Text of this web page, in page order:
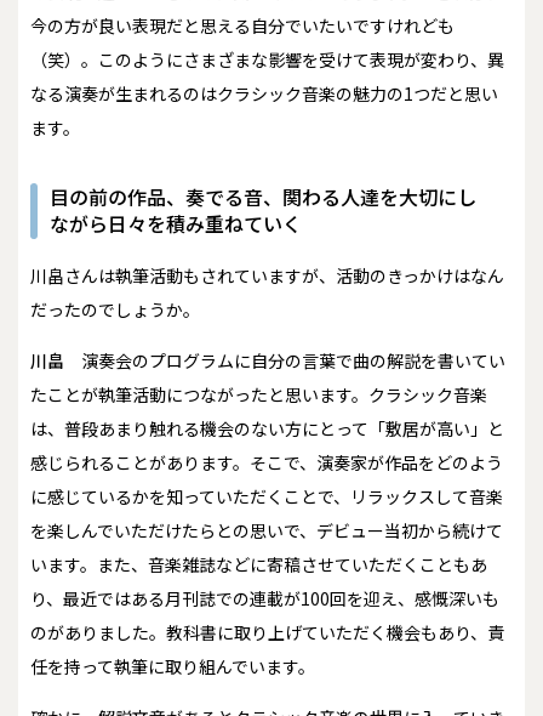
今の方が良い表現だと思える自分でいたいですけれども
（笑）。このようにさまざまな影響を受けて表現が変わり、異
なる演奏が生まれるのはクラシック音楽の魅力の1つだと思い
ます。
目の前の作品、奏でる音、関わる人達を大切にし
ながら日々を積み重ねていく
――川畠さんは執筆活動もされていますが、活動のきっかけはなん
だったのでしょうか。
川畠
演奏会のプログラムに自分の言葉で曲の解説を書いてい
たことが執筆活動につながったと思います。クラシック音楽
は、普段あまり触れる機会のない方にとって「敷居が高い」と
感じられることがあります。そこで、演奏家が作品をどのよう
に感じているかを知っていただくことで、リラックスして音楽
を楽しんでいただけたらとの思いで、デビュー当初から続けて
います。また、音楽雑誌などに寄稿させていただくこともあ
り、最近ではある月刊誌での連載が100回を迎え、感慨深いも
のがありました。教科書に取り上げていただく機会もあり、責
任を持って執筆に取り組んでいます。